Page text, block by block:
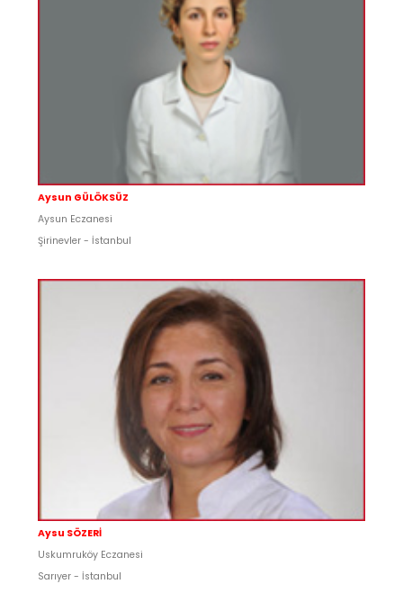
Aysun GÜLÖKSÜZ
Aysun Eczanesi
Şirinevler - İstanbul
Aysu SÖZERİ
Uskumruköy Eczanesi
Sarıyer - İstanbul